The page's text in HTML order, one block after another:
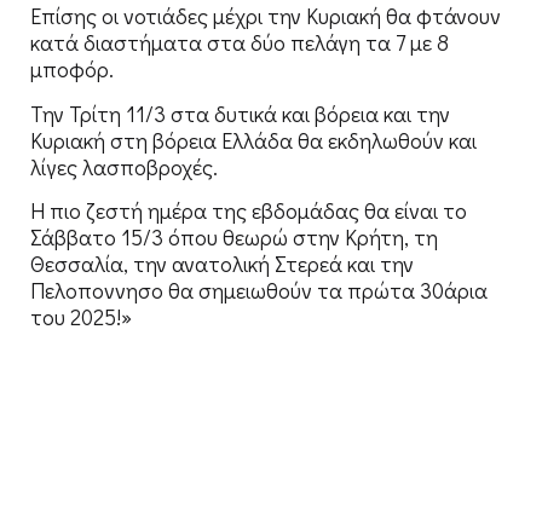
Επίσης οι νοτιάδες μέχρι την Κυριακή θα φτάνουν
κατά διαστήματα στα δύο πελάγη τα 7 με 8
μποφόρ.
Την Τρίτη 11/3 στα δυτικά και βόρεια και την
Κυριακή στη βόρεια Ελλάδα θα εκδηλωθούν και
λίγες λασποβροχές.
Η πιο ζεστή ημέρα της εβδομάδας θα είναι το
Σάββατο 15/3 όπου θεωρώ στην Κρήτη, τη
Θεσσαλία, την ανατολική Στερεά και την
Πελοποννησο θα σημειωθούν τα πρώτα 30άρια
του 2025!»